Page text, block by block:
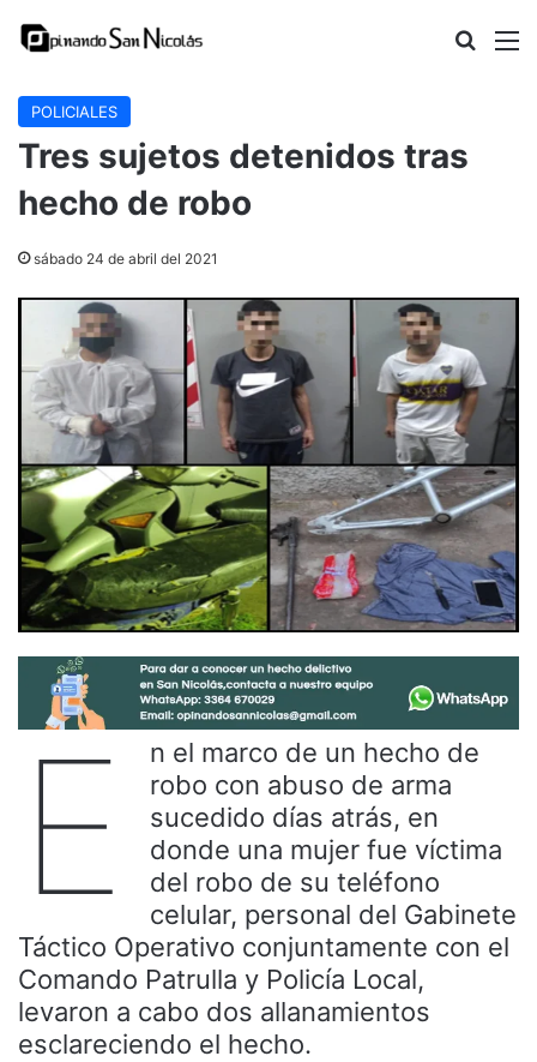
Buscar
POLICIALES
Tres sujetos detenidos tras
hecho de robo
sábado 24 de abril del 2021
E
n el marco de un hecho de
robo con abuso de arma
sucedido días atrás, en
donde una mujer fue víctima
del robo de su teléfono
celular, personal del Gabinete
Táctico Operativo conjuntamente con el
Comando Patrulla y Policía Local,
levaron a cabo dos allanamientos
esclareciendo el hecho.